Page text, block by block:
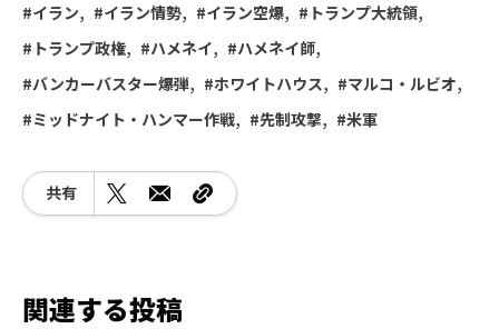
イラン イラン情勢 イラン空爆
トランプ大統領
トランプ政権
ハメネイ
ハメネイ師
バンカーバスター爆弾
ホワイトハウス
マルコ・ルビオ
ミッドナイト・ハンマー作戦
先制攻撃 米軍
共有
関連する投稿